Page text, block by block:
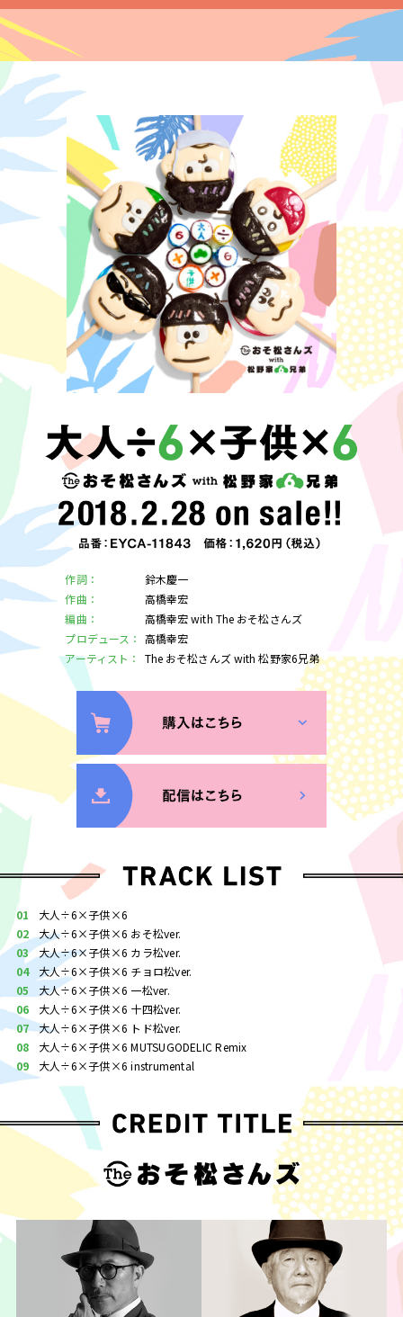
作詞：
鈴木慶一
作曲：
高橋幸宏
編曲：
高橋幸宏 with The おそ松さんズ
プロデュース： 高橋幸宏
アーティスト：
The おそ松さんズ with 松野家6兄弟
01
大人÷6×子供×6
02
大人÷6×子供×6 おそ松ver.
03
大人÷6×子供×6 カラ松ver.
04
大人÷6×子供×6 チョロ松ver.
05
大人÷6×子供×6 一松ver.
06
大人÷6×子供×6 十四松ver.
07
大人÷6×子供×6 トド松ver.
08
大人÷6×子供×6 MUTSUGODELIC Remix
09
大人÷6×子供×6 instrumental